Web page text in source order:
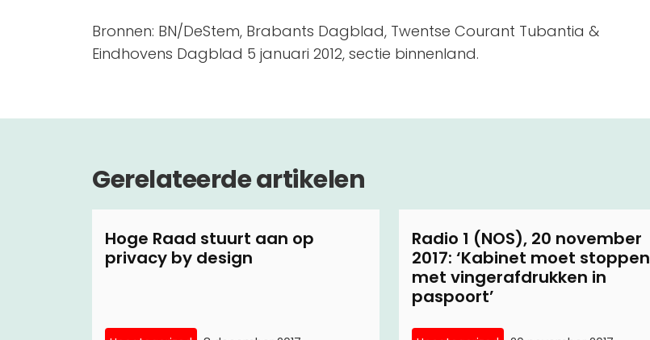
Bronnen: BN/DeStem, Brabants Dagblad, Twentse Courant Tubantia &
Eindhovens Dagblad 5 januari 2012, sectie binnenland.
Gerelateerde artikelen
Hoge Raad stuurt aan op
privacy by design
Radio 1 (NOS), 20 november
2017: ‘Kabinet moet stoppen
met vingerafdrukken in
paspoort’